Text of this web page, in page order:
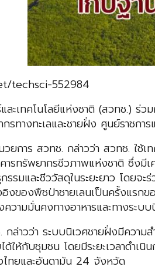
techsci-552984
ะเทคโนโลยีแห่งชาติ (สวทช.) ร่
ทางทะเลและชายฝั่ง ศูนย์ราชก
การ สวทช. กล่าวว่า สวทช. ใช้เ
รทรัพยากรชีวภาพแห่งชาติ ซึ่งมี
รรมและชีววัสดุในระยะยาว โดย
อิงของพืชป่าชายเลนเป็นครั้งแร
ามมั่นคงทางอาหารและทางระบ
าวว่า ระบบนิเวศชายฝั่งมีความส
ได้ให้กับชุมชน โดยมีระยะเวลา
ไทยและอันดามัน 24 จังหวัด